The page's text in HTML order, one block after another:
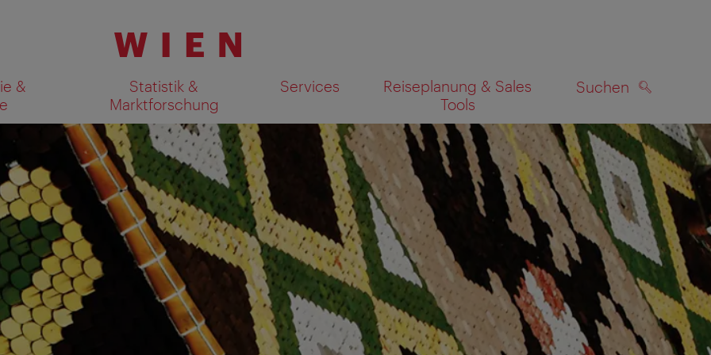
&
Statistik &
Marktforschung
Services
Reiseplanung & Sales
Tools
Suchen
Suchergebnisse auf Karte anzeigen SUCHEN